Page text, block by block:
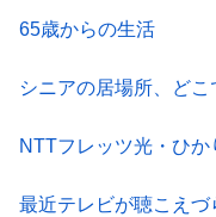
65歳からの生活
シニアの居場所、ど
NTTフレッツ光・ひか
最近テレビが聴こえ